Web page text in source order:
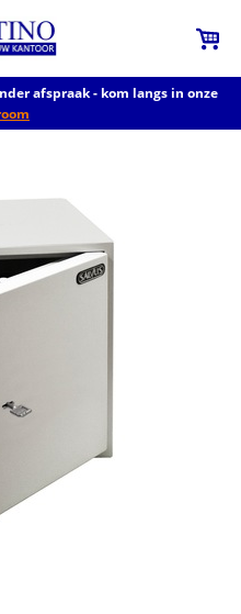
afspraak - kom langs in onze